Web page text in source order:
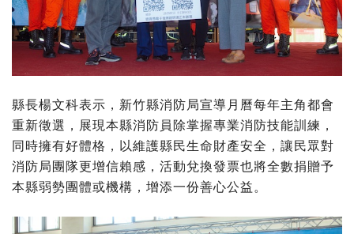
縣長楊文科表示，新竹縣消防局宣導月曆每年主角都會
重新徵選，展現本縣消防員除掌握專業消防技能訓練，
同時擁有好體格，以維護縣民生命財產安全，讓民眾對
消防局團隊更增信賴感，活動兌換發票也將全數捐贈予
本縣弱勢團體或機構，增添一份善心公益。